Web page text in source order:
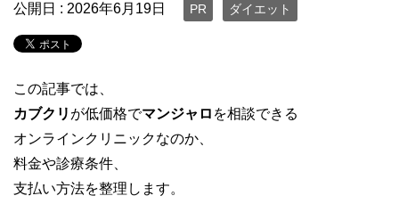
公開日 : 2026年6月19日 PR ダイエット
この記事では、
カブクリ が低価格でマンジャロ を相談できる
オンラインクリニックなのか、
料金や診療条件、
支払い方法を整理します。